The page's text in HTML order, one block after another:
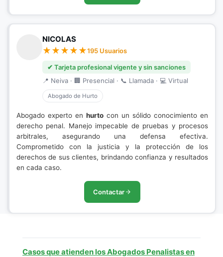
NICOLAS
195 Usuarios
✔ Tarjeta profesional vigente y sin sanciones
📍 Neiva · 🏢 Presencial · 📞 Llamada · 💻 Virtual
Abogado de Hurto
Abogado experto en hurto con un sólido conocimiento en
derecho penal. Manejo impecable de pruebas y procesos
arbitrales, asegurando una defensa efectiva.
Comprometido con la justicia y la protección de los
derechos de sus clientes, brindando confianza y resultados
en cada caso.
Contactar
Casos que atienden los Abogados Penalistas en